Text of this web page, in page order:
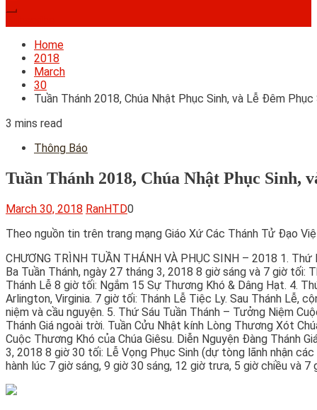
Home
2018
March
30
Tuần Thánh 2018, Chúa Nhật Phục Sinh, và Lễ Đêm
3 mins read
Thông Báo
Tuần Thánh 2018, Chúa Nhật Phục Sinh,
March 30, 2018 RanHTD0
Theo nguồn tin trên trang mạng Giáo Xứ Các Thánh Tử Đạo
CHƯƠNG TRÌNH TUẦN THÁNH VÀ PHỤC SINH – 2018 1.
Ba Tuần Thánh, ngày 27 tháng 3, 2018 8 giờ sáng và 7 giờ
Thánh Lễ 8 giờ tối: Ngắm 15 Sự Thương Khó & Dâng Hạt. 4.
Arlington, Virginia. 7 giờ tối: Thánh Lễ Tiệc Ly. Sau Thánh Lễ,
niệm và cầu nguyện. 5. Thứ Sáu Tuần Thánh – Tưởng Niệm
Thánh Giá ngoài trời. Tuần Cửu Nhật kính Lòng Thương Xót
Cuộc Thương Khó của Chúa Giêsu. Diễn Nguyện Đàng Thánh
3, 2018 8 giờ 30 tối: Lễ Vọng Phục Sinh (dự tòng lãnh nhận
hành lúc 7 giờ sáng, 9 giờ 30 sáng, 12 giờ trưa, 5 giờ chiều và 7